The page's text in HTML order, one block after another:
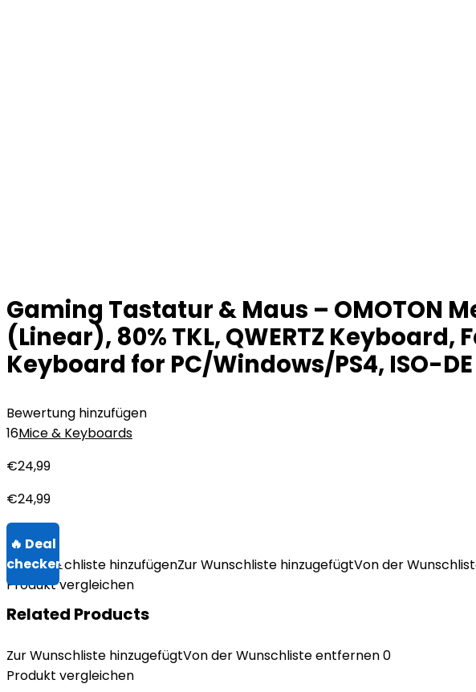
Gaming Tastatur & Maus – OMOTON
(Linear), 80% TKL, QWERTZ
Keyboard for PC/Windows/PS4, ISO-DE
Bewertung hinzufügen
16Mice & Keyboards
€24,99
€24,99
Zur Wunschliste hinzufügenZur Wunschliste hinzugefügtVon der
Produkt vergleichen
Related Products
Zur Wunschliste hinzugefügtVon der Wunschliste entfernen0
Produkt vergleichen